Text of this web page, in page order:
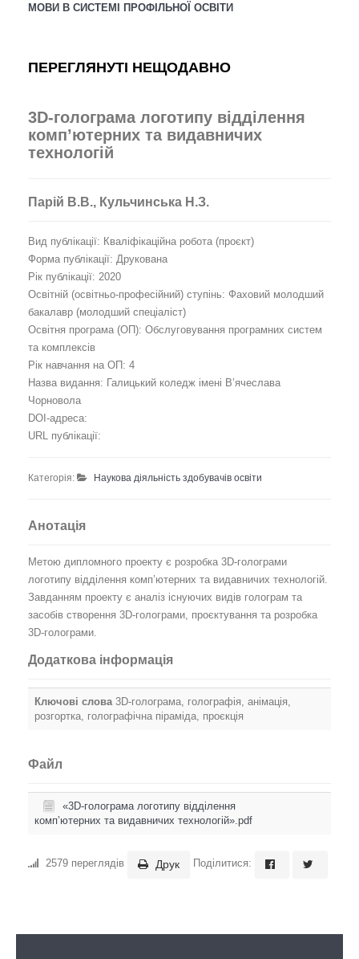
МОВИ В СИСТЕМІ ПРОФІЛЬНОЇ ОСВІТИ
ПЕРЕГЛЯНУТІ НЕЩОДАВНО
3D-голограма логотипу відділення
комп’ютерних та видавничих
технологій
Парій В.В., Кульчинська Н.З.
Вид публікації: Кваліфікаційна робота (проєкт)
Форма публікації: Друкована
Рік публікації: 2020
Освітній (освітньо-професійний) ступінь: Фаховий молодший
бакалавр (молодший спеціаліст)
Освітня програма (ОП): Обслуговування програмних систем
та комплексів
Рік навчання на ОП: 4
Назва видання: Галицький коледж імені В’ячеслава
Чорновола
DOI-адреса:
URL публікації:
Категорія: Наукова діяльність здобувачів освіти
Анотація
Метою дипломного проекту є розробка 3D-голограми
логотипу відділення комп’ютерних та видавничих технологій.
Завданням проекту є аналіз існуючих видів голограм та
засобів створення 3D-голограми, проєктування та розробка
3D-голограми.
Додаткова інформація
Ключові слова 3D-голограма, голографія, анімація,
розгортка, голографічна піраміда, проєкція
Файл
«3D-голограма логотипу відділення
комп’ютерних та видавничих технологій».pdf
2579 переглядів Друк Поділитися: